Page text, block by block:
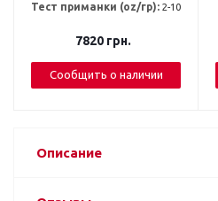
Тест приманки (oz/гр): 2-10
7820грн.
Сообщить о наличии
Описание